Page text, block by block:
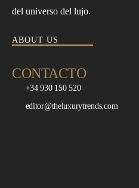
del universo del lujo.
ABOUT US
CONTACTO
+34 930 150 520
editor@theluxurytrends.com